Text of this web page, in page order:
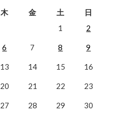
木 金 土
日
1
2
6 7 8 9
13 14 15 16
20 21 22 23
27 28 29 30